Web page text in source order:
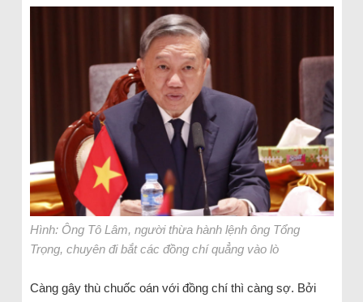
Hình: Ông Tô Lâm, người thừa hành lệnh ông Tổng
Trọng, chuyên đi bắt các đồng chí quẳng vào lò
Càng gây thù chuốc oán với đồng chí thì càng sợ. Bởi